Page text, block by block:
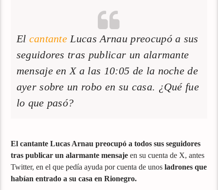
El cantante Lucas Arnau preocupó a sus
seguidores tras publicar un alarmante
mensaje en X a las 10:05 de la noche de
ayer sobre un robo en su casa. ¿Qué fue
lo que pasó?
El cantante Lucas Arnau preocupó a todos sus seguidores
tras publicar un alarmante mensaje en su cuenta de X, antes
Twitter, en el que pedía ayuda por cuenta de unosladrones que
habían entrado a su casa en Rionegro.